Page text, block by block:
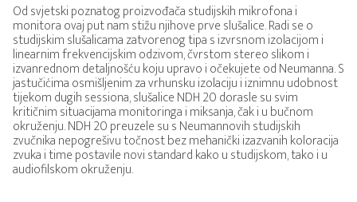
Od svjetski poznatog proizvođača studijskih mikrofona i
monitora ovaj put nam stižu njihove prve slušalice. Radi se o
studijskim slušalicama zatvorenog tipa s izvrsnom izolacijom i
linearnim frekvencijskim odzivom, čvrstom stereo slikom i
izvanrednom detaljnošću koju upravo i očekujete od Neumanna. S
jastučićima osmišljenim za vrhunsku izolaciju i iznimnu udobnost
tijekom dugih sessiona, slušalice NDH 20 dorasle su svim
kritičnim situacijama monitoringa i miksanja, čak i u bučnom
okruženju. NDH 20 preuzele su s Neumannovih studijskih
zvučnika nepogrešivu točnost bez mehanički izazvanih koloracija
zvuka i time postavile novi standard kako u studijskom, tako i u
audiofilskom okruženju.